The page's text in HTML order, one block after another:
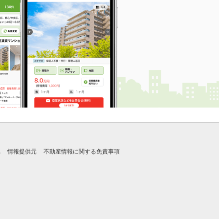
情報提供元 不動産情報に関する免責事項